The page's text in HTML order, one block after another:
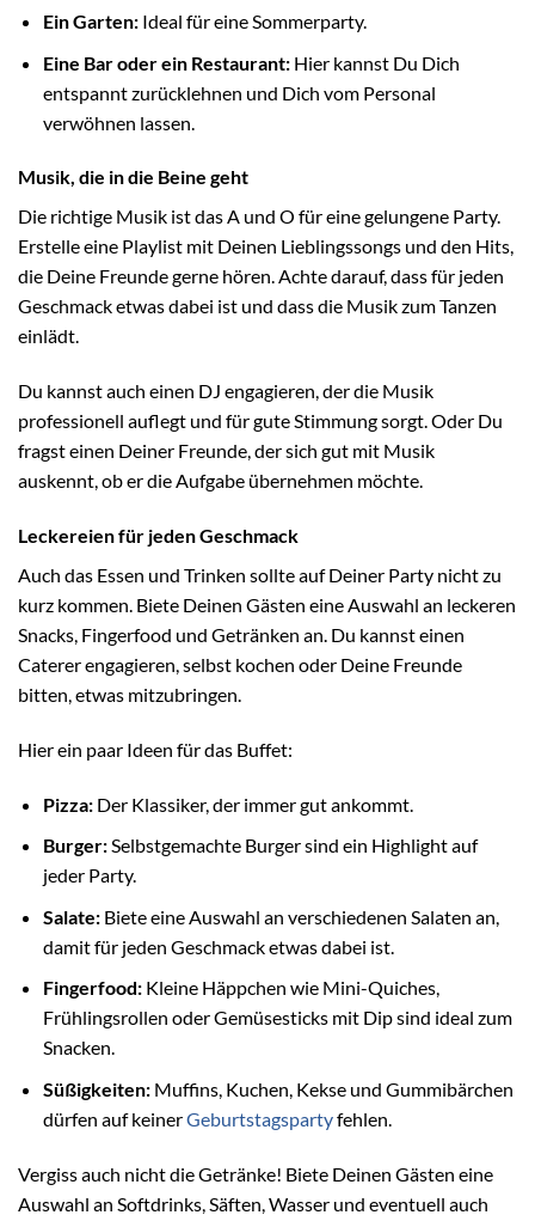
Ein Garten:Ideal für eine Sommerparty.
Eine Bar oder ein Restaurant:Hier kannst Du Dich
entspannt zurücklehnen und Dich vom Personal
verwöhnen lassen.
Musik, die in die Beine geht
Die richtige Musik ist das A und O für eine gelungene Party.
Erstelle eine Playlist mit Deinen Lieblingssongs und den Hits,
die Deine Freunde gerne hören. Achte darauf, dass für jeden
Geschmack etwas dabei ist und dass die Musik zum Tanzen
einlädt.
Du kannst auch einen DJ engagieren, der die Musik
professionell auflegt und für gute Stimmung sorgt. Oder Du
fragst einen Deiner Freunde, der sich gut mit Musik
auskennt, ob er die Aufgabe übernehmen möchte.
Leckereien für jeden Geschmack
Auch das Essen und Trinken sollte auf Deiner Party nicht zu
kurz kommen. Biete Deinen Gästen eine Auswahl an leckeren
Snacks, Fingerfood und Getränken an. Du kannst einen
Caterer engagieren, selbst kochen oder Deine Freunde
bitten, etwas mitzubringen.
Hier ein paar Ideen für das Buffet:
Pizza:Der Klassiker, der immer gut ankommt.
Burger:Selbstgemachte Burger sind ein Highlight auf
jeder Party.
Salate:Biete eine Auswahl an verschiedenen Salaten an,
damit für jeden Geschmack etwas dabei ist.
Fingerfood:Kleine Häppchen wie Mini-Quiches,
Frühlingsrollen oder Gemüsesticks mit Dip sind ideal zum
Snacken.
Süßigkeiten:Muffins, Kuchen, Kekse und Gummibärchen
dürfen auf keinerGeburtstagspartyfehlen.
Vergiss auch nicht die Getränke! Biete Deinen Gästen eine
Auswahl an Softdrinks, Säften, Wasser und eventuell auch